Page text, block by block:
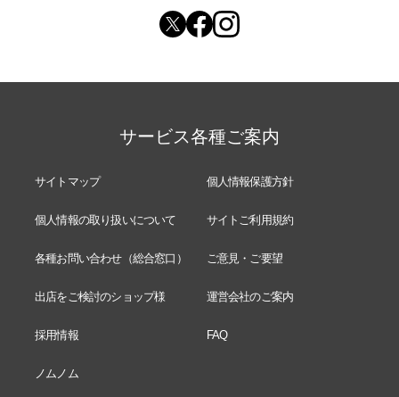
サービス各種ご案内
サイトマップ 個人情報保護方針
個人情報の取り扱いについて サイトご利用規約
各種お問い合わせ（総合窓口） ご意見・ご要望
出店をご検討のショップ様 運営会社のご案内
採用情報 FAQ
ノムノム